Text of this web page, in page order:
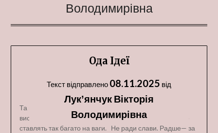
Володимирівна
Ода Ідеї
Текст відправлено 08.11.2025 від
Лукʼянчук Вікторія
Володимирівна
Та що ж вам треба нелюди, іуди!? Прогнути нас чи
вистачить снаги? Ідеї не вмирають. Гинуть люди— Що
ставлять так багато на ваги. Не ради слави. Радше— за